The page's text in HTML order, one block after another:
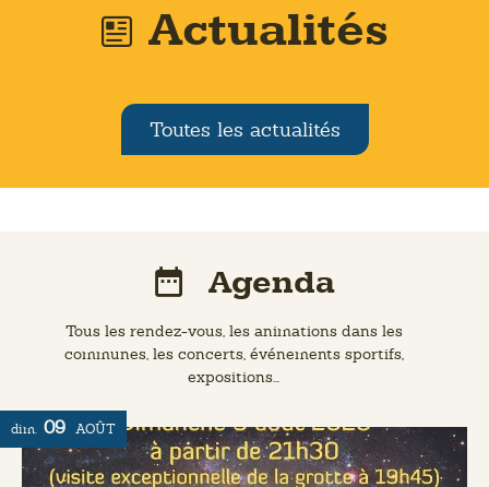
Actualités
Toutes les actualités
Agenda
Tous les rendez-vous, les animations dans les
communes, les concerts, événements sportifs,
expositions...
dim. 09 AOÛT